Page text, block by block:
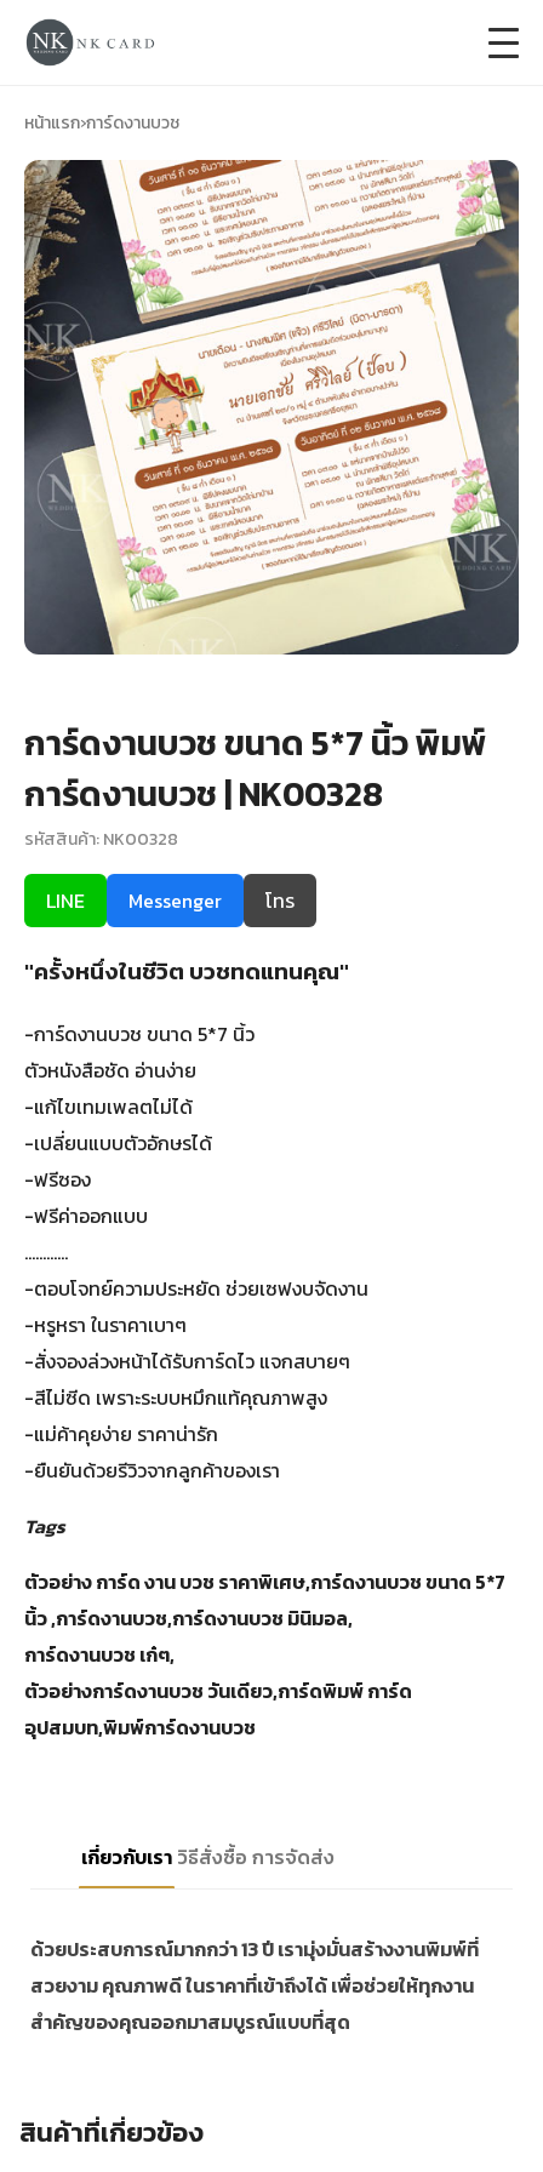
การ์ดแต่งงาน
ของชำร่วยงานแต่ง +
ของรับไหว้ +
ป้ายของชำร่วยงานแต่ง +
การ์ดงานบวช
การ์ดขึ้นบ้านใหม่
ซองเปล่า
รับพิมพ์หน้าซอง +
Wax Seal Sticker | สติกเกอร์ตราครั่งปิดซอง
รีวิว
บทความ
หน้าแรก›การ์ดงานบวช
การ์ดงานบวช ขนาด 5*7 นิ้ว พิมพ์
การ์ดงานบวช | NK00328
รหัสสินค้า: NK00328
LINE Messenger โทร
"ครั้งหนึ่งในชีวิต บวชทดแทนคุณ"
-การ์ดงานบวช ขนาด 5*7 นิ้ว
ตัวหนังสือชัด อ่านง่าย
-แก้ไขเทมเพลตไม่ได้
-เปลี่ยนแบบตัวอักษรได้
-ฟรีซอง
-ฟรีค่าออกแบบ
............
-ตอบโจทย์ความประหยัด ช่วยเซฟงบจัดงาน
-หรูหรา ในราคาเบาๆ
-สั่งจองล่วงหน้าได้รับการ์ดไว แจกสบายๆ
-สีไม่ซีด เพราะระบบหมึกแท้คุณภาพสูง
-แม่ค้าคุยง่าย ราคาน่ารัก
-ยืนยันด้วยรีวิวจากลูกค้าของเรา
Tags
ตัวอย่าง การ์ด งาน บวช ราคาพิเศษ,การ์ดงานบวช ขนาด 5*7
นิ้ว ,การ์ดงานบวช,การ์ดงานบวช มินิมอล,
การ์ดงานบวช เก๋ๆ,
ตัวอย่างการ์ดงานบวช วันเดียว,การ์ดพิมพ์ การ์ด
อุปสมบท,พิมพ์การ์ดงานบวช
เกี่ยวกับเรา วิธีสั่งซื้อ การจัดส่ง
ด้วยประสบการณ์มากกว่า 13 ปี เรามุ่งมั่นสร้างงานพิมพ์ที่
สวยงาม คุณภาพดี ในราคาที่เข้าถึงได้ เพื่อช่วยให้ทุกงาน
สำคัญของคุณออกมาสมบูรณ์แบบที่สุด
สินค้าที่เกี่ยวข้อง